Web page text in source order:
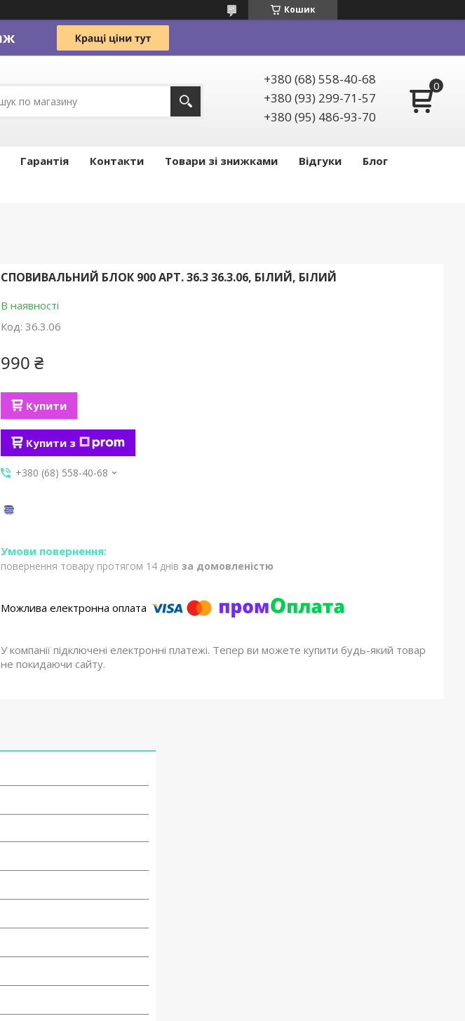
Кошик
+380 (68) 558-40-68
+380 (93) 299-71-57
+380 (95) 486-93-70
Гарантія Контакти Товари зі знижками Відгуки
Блог
СПОВИВАЛЬНИЙ БЛОК 900 АРТ. 36.3 36.3.06, БІЛИЙ, БІЛИЙ
В наявності
Код: 36.3.06
990 ₴
Купити
Купити з
+380 (68) 558-40-68
повернення товару протягом 14 днів за домовленістю
У компанії підключені електронні платежі. Тепер ви можете купити будь-який товар
не покидаючи сайту.